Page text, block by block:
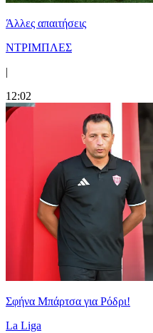
Άλλες απαιτήσεις
ΝΤΡΙΜΠΛΕΣ
|
12:02
Σφήνα Μπάρτσα για Ρόδρι!
La Liga